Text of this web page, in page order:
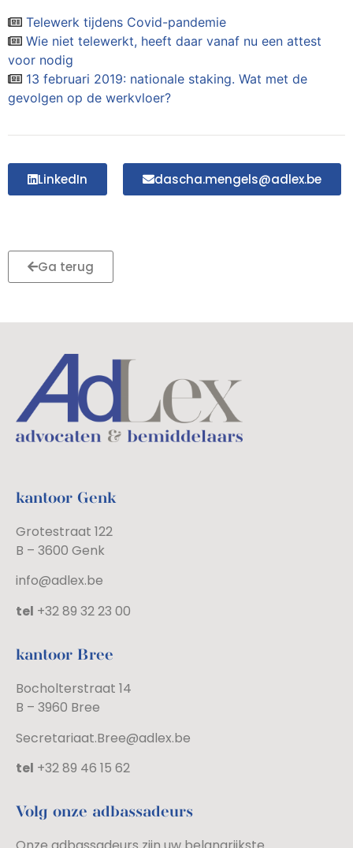
Telewerk tijdens Covid-pandemie
Wie niet telewerkt, heeft daar vanaf nu een attest
voor nodig
13 februari 2019: nationale staking. Wat met de
gevolgen op de werkvloer?
LinkedIn dascha.mengels@adlex.be
Ga terug
kantoor Genk
Grotestraat 122
B – 3600 Genk
info@adlex.be
tel +32 89 32 23 00
kantoor Bree
Bocholterstraat 14
B – 3960 Bree
Secretariaat.Bree@adlex.be
tel +32 89 46 15 62
Volg onze adbassadeurs